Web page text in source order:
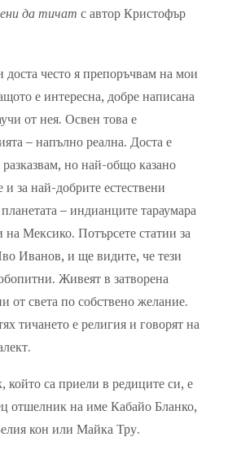
да тичатс автор Кристофър
доста често я препоръчвам на мои
е интересна, добре написана
от нея. Освен това е
– напълно реална. Доста е
но най-общо казано
и за най-добрите естествени
– индианците тараумара
Мексико. Потърсете статии за
Иванов, и ще видите, че тези
Живеят в затворена
от света по собствено желание.
тичането е религия и говорят на
който са приели в редиците си, е
отшелник на име Кабайо Бланко,
кон или Майка Тру.